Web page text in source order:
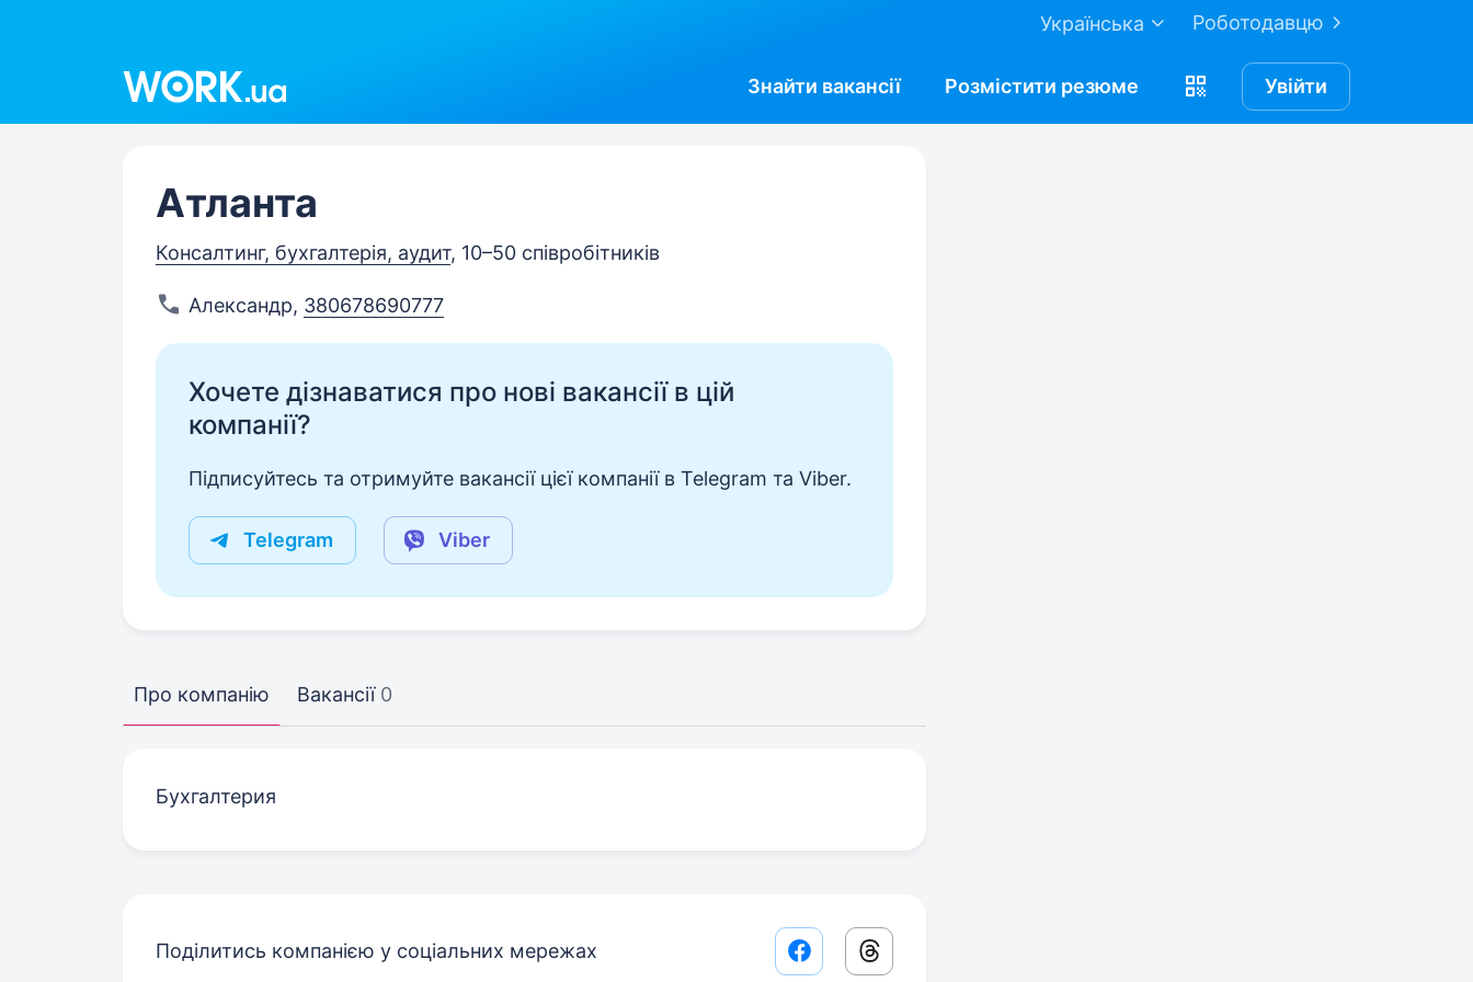
Роботодавцю
Українська
Знайти вакансії Розмістити резюме Увійти
Атланта
Консалтинг, бухгалтерія, аудит, 10–50 співробітників
Александр, 380678690777
Хочете дізнаватися про нові вакансії в цій
компанії?
Підписуйтесь та отримуйте вакансії цієї компанії в Telegram та Viber.
Telegram Viber
Про компанію Вакансії 0
Бухгалтерия
Поділитись компанією у соціальних мережах Facebook share link
Threads share link